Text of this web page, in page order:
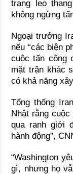
trạng leo
không ngừng
Ngoại trưởng
nếu “các biện
cuộc tấn công
mặt trận khác
có khả năng
Tổng thống
Nhật rằng
qua ranh giới
hành động”,
“Washington
gì, nhưng họ